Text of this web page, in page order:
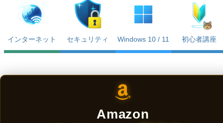
インターネット セキュリティ Windows 10 / 11 初心者講座
Amazon